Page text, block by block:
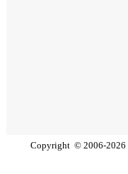
Copyright © 2006-2026